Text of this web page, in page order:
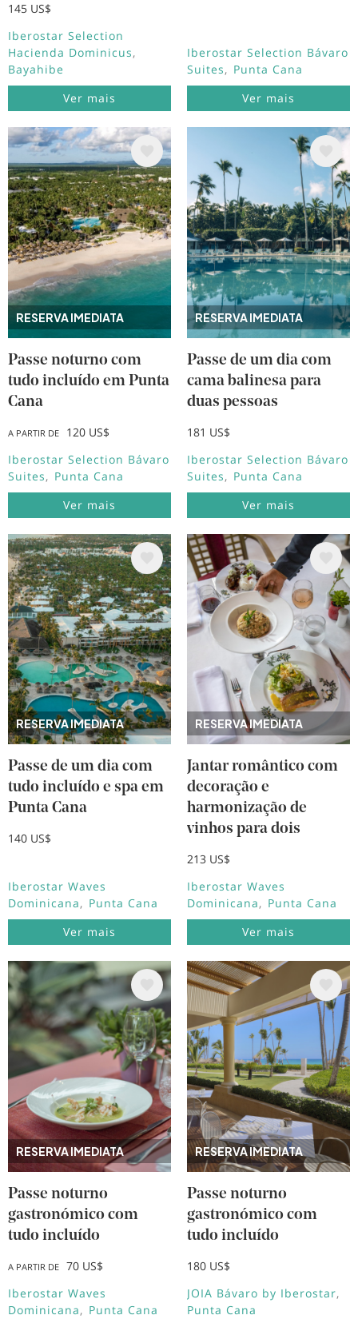
145 US$
Iberostar Selection
Hacienda Dominicus
Bayahibe
Ver mais
Iberostar Selection Bávaro
Suites
Punta Cana
Ver mais
RESERVA IMEDIATA
Imagem
Passe noturno com
tudo incluído em Punta
Cana
A PARTIR DE
120 US$
Iberostar Selection Bávaro
Suites
Punta Cana
Ver mais
RESERVA IMEDIATA
Imagem
Passe de um dia com
cama balinesa para
duas pessoas
181 US$
Iberostar Selection Bávaro
Suites
Punta Cana
Ver mais
RESERVA IMEDIATA
Imagem
Passe de um dia com
tudo incluído e spa em
Punta Cana
140 US$
Iberostar Waves
Dominicana
Punta Cana
Ver mais
RESERVA IMEDIATA
Imagem
Jantar romântico com
decoração e
harmonização de
vinhos para dois
213 US$
Iberostar Waves
Dominicana
Punta Cana
Ver mais
RESERVA IMEDIATA
Imagem
Passe noturno
gastronómico com
tudo incluído
A PARTIR DE
70 US$
Iberostar Waves
Dominicana
Punta Cana
RESERVA IMEDIATA
Imagem
Passe noturno
gastronómico com
tudo incluído
180 US$
JOIA Bávaro by Iberostar
Punta Cana